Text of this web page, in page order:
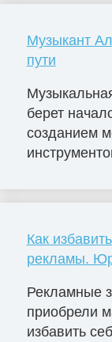
Музыкант
пути
берет
созданием
Как
рекламы.
Рекламные
приобрели
избавить